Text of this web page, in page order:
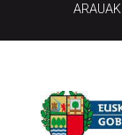
ARAUAK